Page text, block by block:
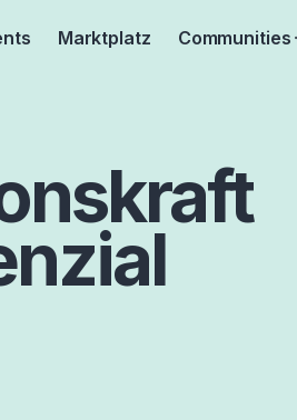
Marktplatz Communities